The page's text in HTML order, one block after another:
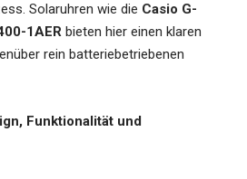
Solaruhren wie die Casio G-
1AER bieten hier einen klaren
rein batteriebetriebenen
Funktionalität und